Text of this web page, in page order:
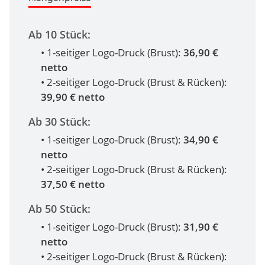
Ab 10 Stück:
• 1-seitiger Logo-Druck (Brust): 36,90 €
netto
• 2-seitiger Logo-Druck (Brust & Rücken):
39,90 € netto
Ab 30 Stück:
• 1-seitiger Logo-Druck (Brust): 34,90 €
netto
• 2-seitiger Logo-Druck (Brust & Rücken):
37,50 € netto
Ab 50 Stück:
• 1-seitiger Logo-Druck (Brust): 31,90 €
netto
• 2-seitiger Logo-Druck (Brust & Rücken):